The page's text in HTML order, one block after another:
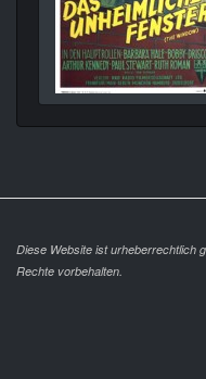
Diese Website ist urheberrechtlich
Rechte vorbehalten.